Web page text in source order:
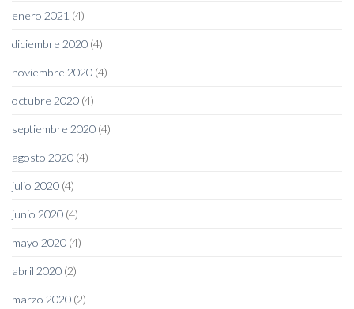
enero 2021 (4)
diciembre 2020 (4)
noviembre 2020 (4)
octubre 2020 (4)
septiembre 2020 (4)
agosto 2020 (4)
julio 2020 (4)
junio 2020 (4)
mayo 2020 (4)
abril 2020 (2)
marzo 2020 (2)